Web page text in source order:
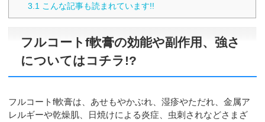
3.1 こんな記事も読まれています!!
フルコートf軟膏の効能や副作用、強さ
についてはコチラ!?
フルコートf軟膏は、あせもやかぶれ、湿疹やただれ、金属ア
レルギーや乾燥肌、日焼けによる炎症、虫刺されなどさまざ